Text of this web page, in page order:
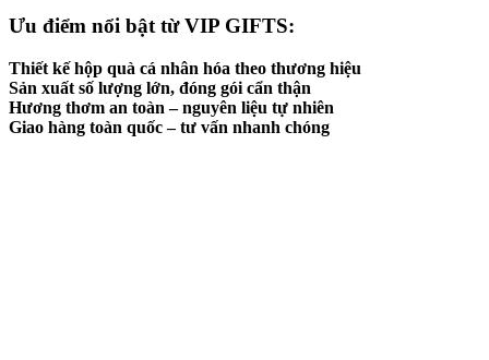
Ưu điểm nổi bật từ VIP GIFTS:
Thiết kế hộp quà cá nhân hóa theo thương hiệu
Sản xuất số lượng lớn, đóng gói cẩn thận
Hương thơm an toàn – nguyên liệu tự nhiên
Giao hàng toàn quốc – tư vấn nhanh chóng